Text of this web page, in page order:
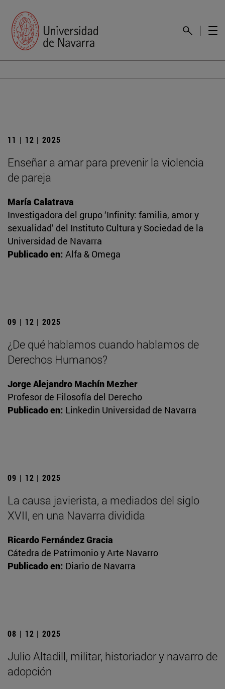
11 | 12 | 2025
Enseñar a amar para prevenir la violencia
de pareja
María Calatrava
Investigadora del grupo ‘Infinity: familia, amor y
sexualidad’ del Instituto Cultura y Sociedad de la
Universidad de Navarra
Publicado en: Alfa & Omega
09 | 12 | 2025
¿De qué hablamos cuando hablamos de
Derechos Humanos?
Jorge Alejandro Machín Mezher
Profesor de Filosofía del Derecho
Publicado en: Linkedin Universidad de Navarra
09 | 12 | 2025
La causa javierista, a mediados del siglo
XVII, en una Navarra dividida
Ricardo Fernández Gracia
Cátedra de Patrimonio y Arte Navarro
Publicado en: Diario de Navarra
08 | 12 | 2025
Julio Altadill, militar, historiador y navarro de
adopción